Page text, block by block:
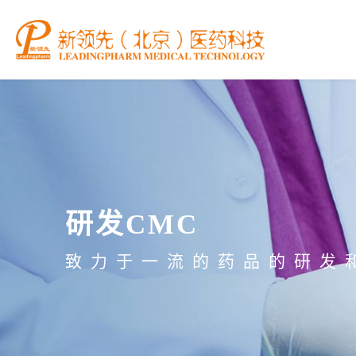
研发CMC
致力于一流的药品的研发